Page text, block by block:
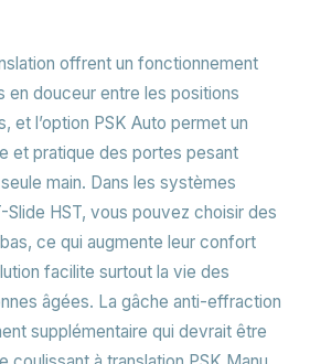
offrent un fonctionnement
en douceur entre les positions
et l’option PSK Auto permet un
et pratique des portes pesant
seule main. Dans les systèmes
HST, vous pouvez choisir des
ce qui augmente leur confort
facilite surtout la vie des
âgées. La gâche anti-effraction
supplémentaire qui devrait être